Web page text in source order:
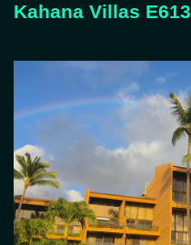
Kahana Villas E613